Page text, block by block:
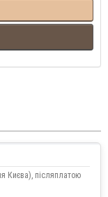
Києва), післяплатою